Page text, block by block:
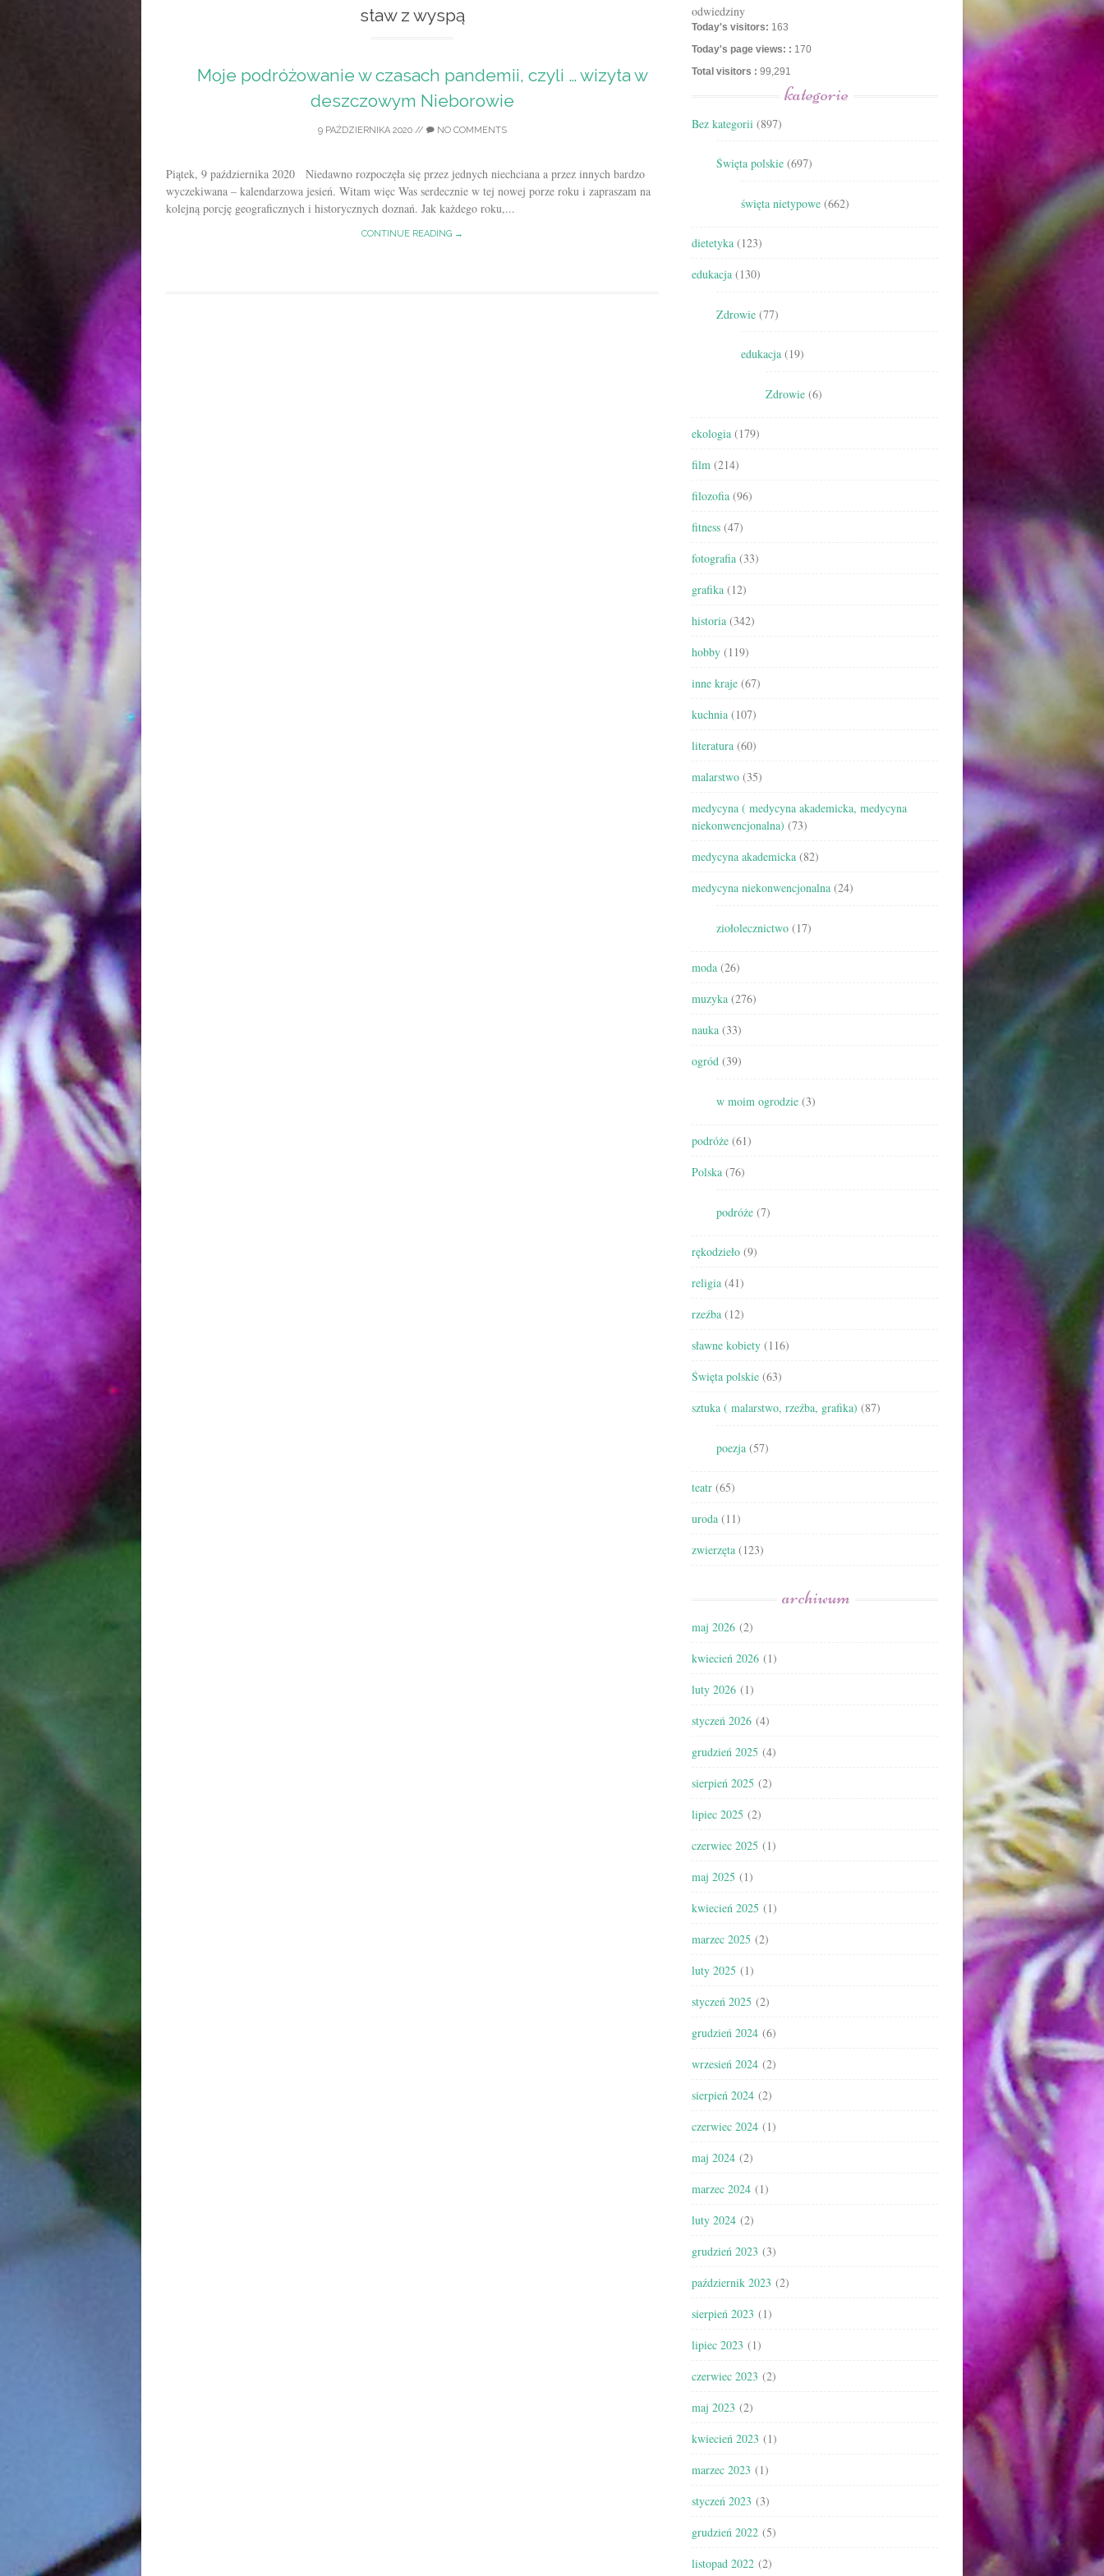
staw z wyspą
Moje podróżowanie w czasach pandemii, czyli … wizyta w
deszczowym Nieborowie
9 PAŹDZIERNIKA 2020 // NO COMMENTS
Piątek, 9 października 2020 Niedawno rozpoczęła się przez jednych niechciana a przez innych bardzo
wyczekiwana – kalendarzowa jesień. Witam więc Was serdecznie w tej nowej porze roku i zapraszam na
kolejną porcję geograficznych i historycznych doznań. Jak każdego roku,...
CONTINUE READING →
odwiedziny
Today's visitors: 163
Today's page views: : 170
Total visitors : 99,291
kategorie
Bez kategorii (897)
Święta polskie (697)
święta nietypowe (662)
dietetyka (123)
edukacja (130)
Zdrowie (77)
edukacja (19)
Zdrowie (6)
ekologia (179)
film (214)
filozofia (96)
fitness (47)
fotografia (33)
grafika (12)
historia (342)
hobby (119)
inne kraje (67)
kuchnia (107)
literatura (60)
malarstwo (35)
medycyna ( medycyna akademicka, medycyna
niekonwencjonalna) (73)
medycyna akademicka (82)
medycyna niekonwencjonalna (24)
ziołolecznictwo (17)
moda (26)
muzyka (276)
nauka (33)
ogród (39)
w moim ogrodzie (3)
podróże (61)
Polska (76)
podróże (7)
rękodzieło (9)
religia (41)
rzeźba (12)
sławne kobiety (116)
Święta polskie (63)
sztuka ( malarstwo, rzeźba, grafika) (87)
poezja (57)
teatr (65)
uroda (11)
zwierzęta (123)
archiwum
maj 2026 (2)
kwiecień 2026 (1)
luty 2026 (1)
styczeń 2026 (4)
grudzień 2025 (4)
sierpień 2025 (2)
lipiec 2025 (2)
czerwiec 2025 (1)
maj 2025 (1)
kwiecień 2025 (1)
marzec 2025 (2)
luty 2025 (1)
styczeń 2025 (2)
grudzień 2024 (6)
wrzesień 2024 (2)
sierpień 2024 (2)
czerwiec 2024 (1)
maj 2024 (2)
marzec 2024 (1)
luty 2024 (2)
grudzień 2023 (3)
październik 2023 (2)
sierpień 2023 (1)
lipiec 2023 (1)
czerwiec 2023 (2)
maj 2023 (2)
kwiecień 2023 (1)
marzec 2023 (1)
styczeń 2023 (3)
grudzień 2022 (5)
listopad 2022 (2)